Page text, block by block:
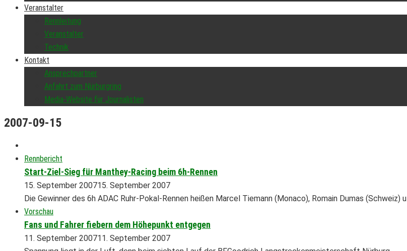
Veranstalter
Rennleitung
Veranstalter
Technik
Kontakt
Ansprechpartner
Anfahrt zum Nürburgring
Media-Website für Journalisten
2007-09-15
Rennbericht
Start-Ziel-Sieg für Manthey-Racing beim 6h-Rennen
15. September 200715. September 2007
Die Gewinner des 6h ADAC Ruhr-Pokal-Rennen heißen Marcel Tiemann (Monaco), Romain Dumas (Schweiz) u
Vorschau
Fans und Fahrer fiebern dem Höhepunkt entgegen
11. September 200711. September 2007